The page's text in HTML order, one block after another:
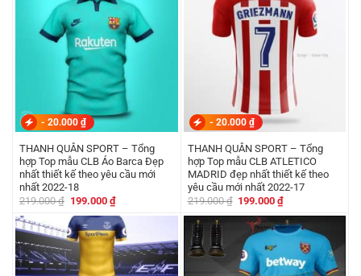
- 20.000 ₫
THANH QUÂN SPORT – Tổng
hợp Top mẫu CLB Áo Barca Đẹp
nhất thiết kế theo yêu cầu mới
nhất 2022-18
219.000₫ Giá
là:
219.000 ₫.
199.000 ₫Giá
hiện
tại
là:
199.000 ₫.
- 20.000 ₫
THANH QUÂN SPORT – Tổng
hợp Top mẫu CLB ATLETICO
MADRID đẹp nhất thiết kế theo
yêu cầu mới nhất 2022-17
219.000₫ Giá
là:
219.000 ₫.
199.000₫Giá
tại
là:
199.000 ₫.